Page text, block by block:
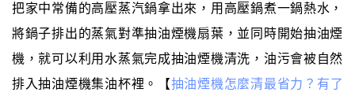
把家中常備的高壓蒸汽鍋拿出來，用高壓鍋煮一鍋熱水，
將鍋子排出的蒸氣對準抽油煙機扇葉，並同時開始抽油煙
機，就可以利用水蒸氣完成抽油煙機清洗，油污會被自然
排入抽油煙機集油杯裡。【抽油煙機怎麼清最省力？有了